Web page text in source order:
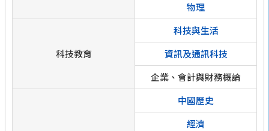
物理
科技教育
科技與生活
資訊及通訊科技
企業、會計與財務概論
中國歷史
經濟